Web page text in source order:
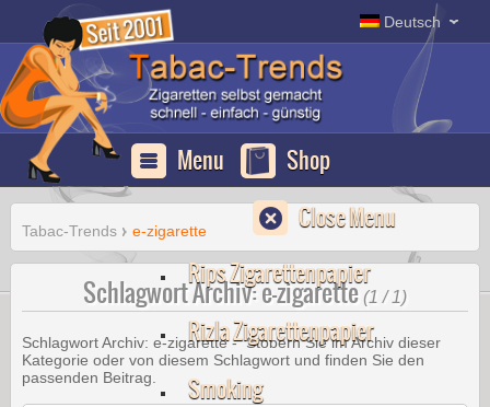
Apotheke
Deutschland
Deutsch
Menu
Shop
Close Menu
Rips Zigarettenpapier
Rizla Zigarettenpapier
Smoking
Tabac-Trends e-zigarette
Schlagwort Archiv: e-zigarette(1 / 1)
Schlagwort Archiv: e-zigarette- Stöbern Sie im Archiv dieser
Kategorie oder von diesem Schlagwort und finden Sie den
passenden Beitrag.